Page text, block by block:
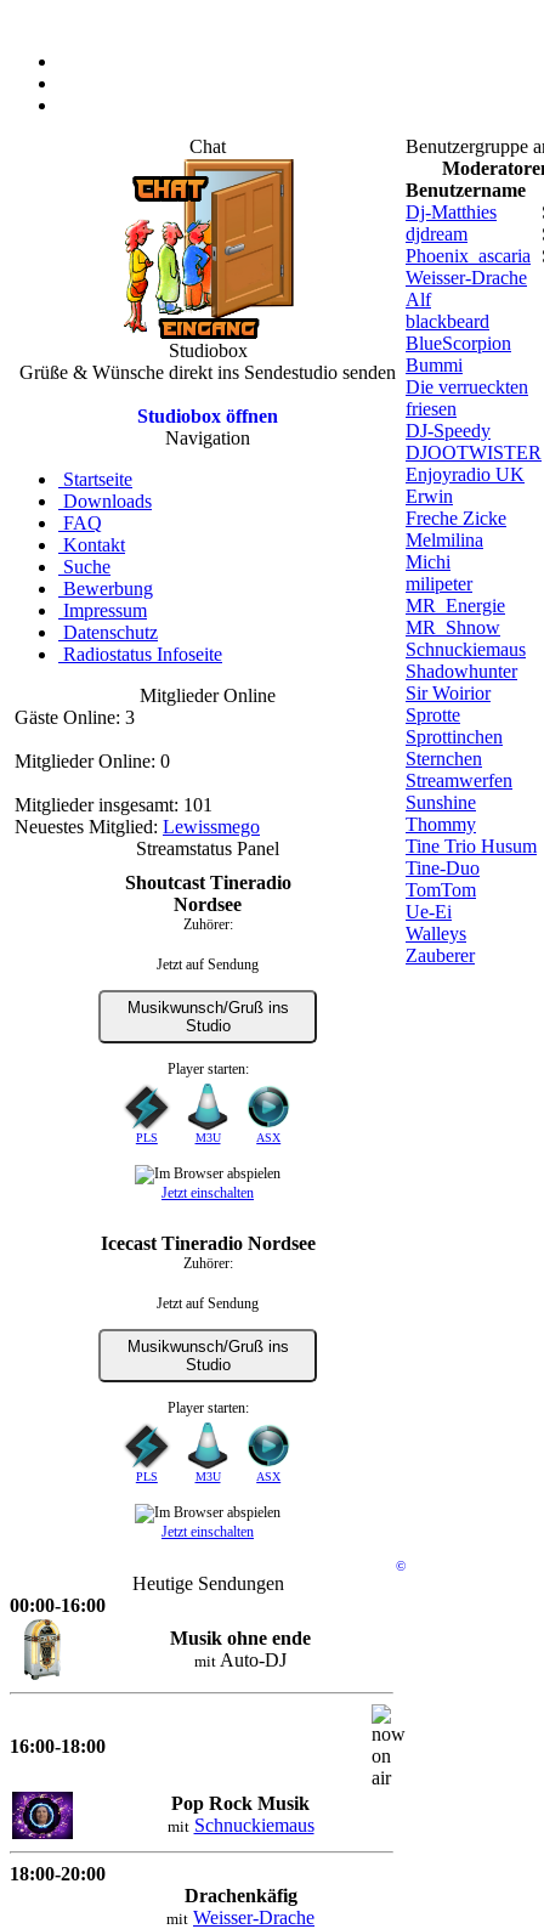
Chat
Studiobox
Grüße & Wünsche direkt ins Sendestudio senden
Studiobox öffnen
Navigation
Startseite
Downloads
FAQ
Kontakt
Suche
Bewerbung
Impressum
Datenschutz
Radiostatus Infoseite
Mitglieder Online
Gäste Online: 3
Mitglieder Online: 0
Mitglieder insgesamt: 101
Neuestes Mitglied: Lewissmego
Streamstatus Panel
Shoutcast Tineradio
Nordsee
Zuhörer:
Jetzt auf Sendung
Musikwunsch/Gruß ins
Studio
Player starten:
PLS M3U ASX
Jetzt einschalten
Icecast Tineradio Nordsee
Zuhörer:
Jetzt auf Sendung
Musikwunsch/Gruß ins
Studio
Player starten:
PLS M3U ASX
Jetzt einschalten
©
Heutige Sendungen
00:00-16:00
Musik ohne ende
mit Auto-DJ
16:00-18:00
Pop Rock Musik
mit Schnuckiemaus
18:00-20:00
Drachenkäfig
mit Weisser-Drache
Benutzergruppe
Benutzername
Dj-Matthies
djdream
Phoenix_ascaria
Weisser-Drache
Alf
blackbeard
BlueScorpion
Bummi
Die verrueckten
friesen
DJ-Speedy
DJOOTWISTER
Enjoyradio UK
Erwin
Freche Zicke
Melmilina
Michi
milipeter
MR_Energie
MR_Shnow
Schnuckiemaus
Shadowhunter
Sir Woirior
Sprotte
Sprottinchen
Sternchen
Streamwerfen
Sunshine
Thommy
Tine Trio Husum
Tine-Duo
TomTom
Ue-Ei
Walleys
Zauberer